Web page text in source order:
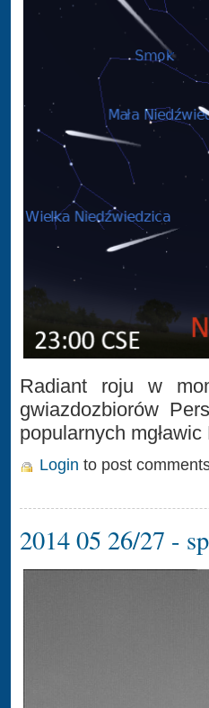
Radiant roju w
gwiazdozbiorów
popularnych
Login to post
2014 05 26/27 -